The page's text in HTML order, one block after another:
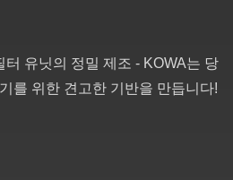
터 유닛의 정밀 제조 - KOWA는 당
를 위한 견고한 기반을 만듭니다!